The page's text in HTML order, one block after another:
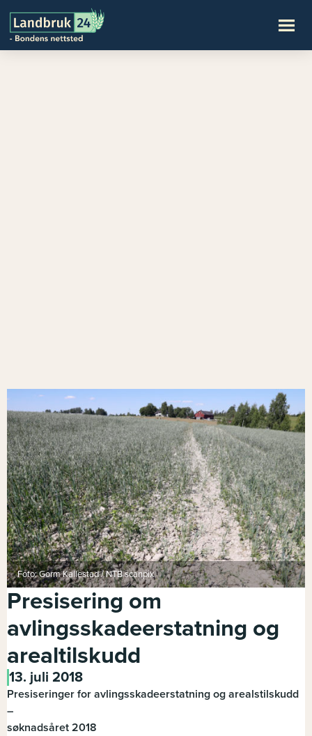
Foto: Gorm Kallestad / NTB scanpix
Presisering om
avlingsskadeerstatning og
arealtilskudd
13. juli 2018
Presiseringer for avlingsskadeerstatning og arealstilskudd
–
søknadsåret 2018